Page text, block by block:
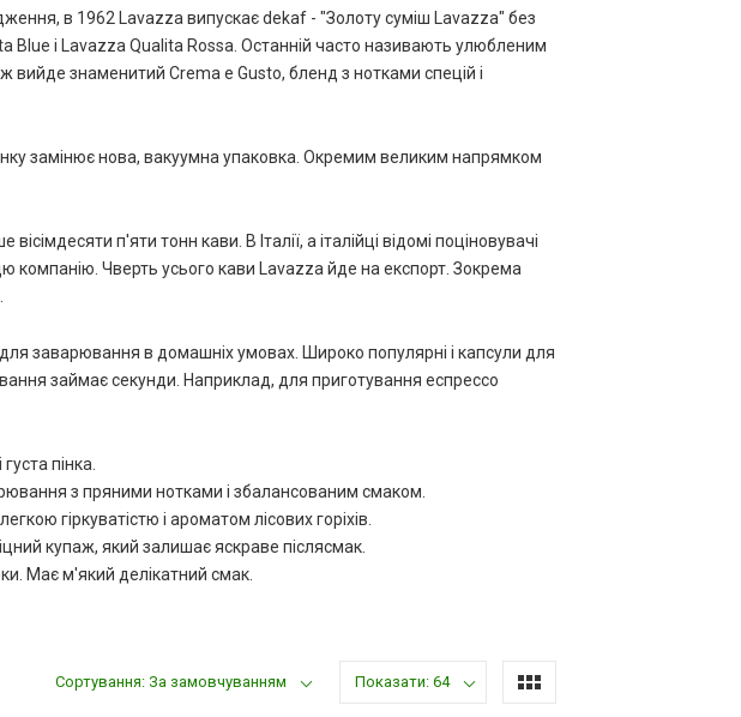
в 1962 Lavazza випускає dekaf - "Золоту суміш Lavazza" без
і Lavazza Qualita Rossa. Останній часто називають улюбленим
вийде знаменитий Crema e Gusto, бленд з нотками спецій і
замінює нова, вакуумна упаковка. Окремим великим напрямком
п'яти тонн кави. В Італії, а італійці відомі поціновувачі
компанію. Чверть усього кави Lavazza йде на експорт. Зокрема
заварювання в домашніх умовах. Широко популярні і капсули для
займає секунди. Наприклад, для приготування еспрессо
пінка.
з пряними нотками і збалансованим смаком.
гіркуватістю і ароматом лісових горіхів.
купаж, який залишає яскраве післясмак.
Має м'який делікатний смак.
Сортування: За замовчуванням Показати: 64